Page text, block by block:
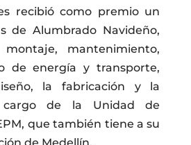
recibió como premio un
de Alumbrado Navideño,
mantenimiento,
de energía y transporte,
la fabricación y la
cargo de la Unidad de
que también tiene a su